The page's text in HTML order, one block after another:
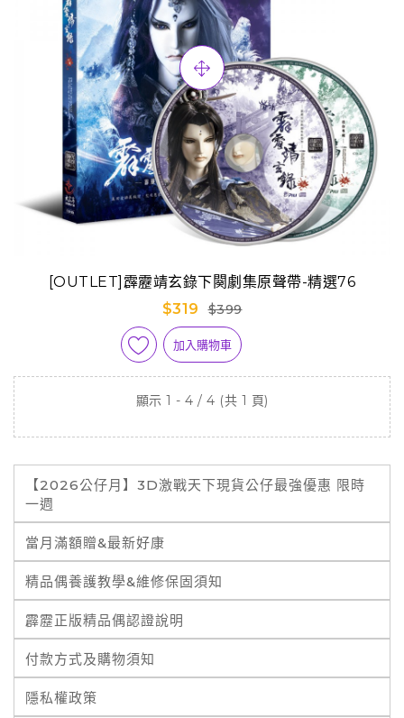
[OUTLET]霹靂靖玄錄下闋劇集原聲帶-精選76
$319
$399
加入購物車
顯示 1 - 4 / 4 (共 1 頁)
【2026公仔月】3D激戰天下現貨公仔最強優惠 限時
一週
當月滿額贈&最新好康
精品偶養護教學&維修保固須知
霹靂正版精品偶認證說明
付款方式及購物須知
隱私權政策